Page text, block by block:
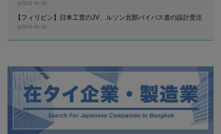
(8月6日 09:18)
【フィリピン】日本工営のJV、ルソン北部バイパス道の設計受注
(8月6日 09:18)